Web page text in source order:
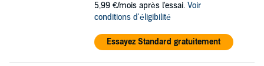
5,99 €/mois après l'essai. Voir
conditions d'éligibilité
Essayez Standard gratuitement